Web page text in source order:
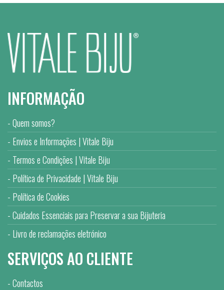
INFORMAÇÃO
Quem somos?
Envios e Informações | Vitale Biju
Termos e Condições | Vitale Biju
Política de Privacidade | Vitale Biju
Política de Cookies
Cuidados Essenciais para Preservar a sua Bijuteria
Livro de reclamações eletrónico
SERVIÇOS AO CLIENTE
Contactos